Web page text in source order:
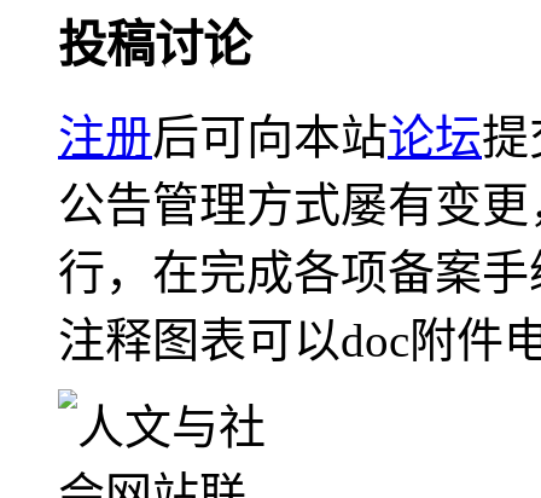
投稿讨论
注册后可向本站论坛提
公告管理方式屡有变
行，在完成各项备案
注释图表可以doc附件